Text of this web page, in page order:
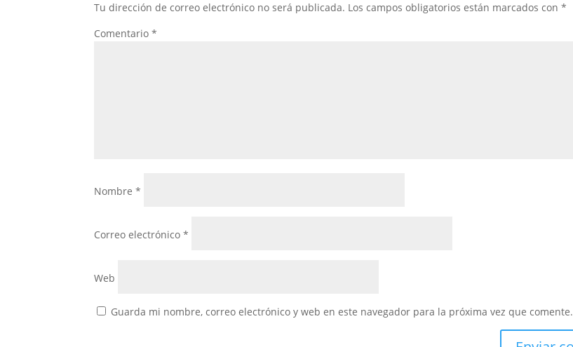
Tu dirección de correo electrónico no será publicada. Los campos obligatorios están marcados con*
Comentario*
Nombre*
Correo electrónico*
Web
Guarda mi nombre, correo electrónico y web en este navegador para la próxima vez que comente.